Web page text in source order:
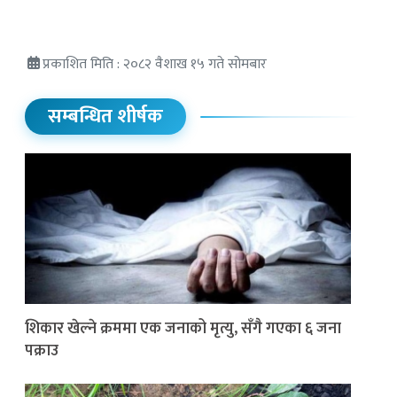
प्रकाशित मिति : २०८२ वैशाख १५ गते सोमबार
सम्बन्धित शीर्षक
शिकार खेल्ने क्रममा एक जनाको मृत्यु, सँगै गएका ६ जना
पक्राउ